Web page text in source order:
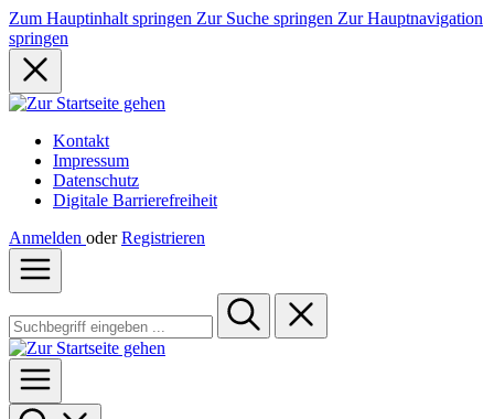
Zum Hauptinhalt springen Zur Suche springen Zur Hauptnavigation
springen
Kontakt
Impressum
Datenschutz
Digitale Barrierefreiheit
Anmelden oder Registrieren